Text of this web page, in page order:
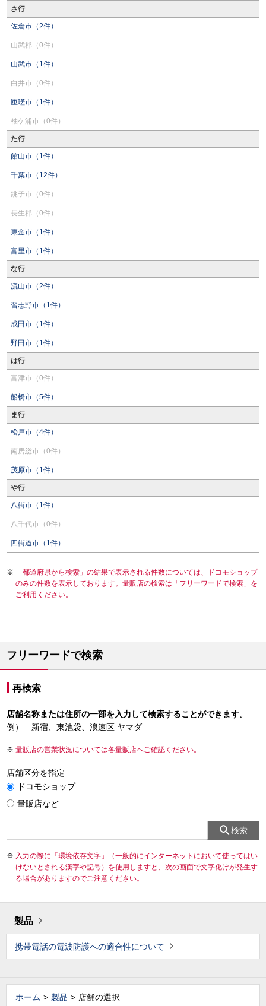
さ行
佐倉市（2件）
山武郡（0件）
山武市（1件）
白井市（0件）
匝瑳市（1件）
袖ケ浦市（0件）
た行
館山市（1件）
千葉市（12件）
銚子市（0件）
長生郡（0件）
東金市（1件）
富里市（1件）
な行
流山市（2件）
習志野市（1件）
成田市（1件）
野田市（1件）
は行
富津市（0件）
船橋市（5件）
ま行
松戸市（4件）
南房総市（0件）
茂原市（1件）
や行
八街市（1件）
八千代市（0件）
四街道市（1件）
「都道府県から検索」の結果で表示される件数については、ドコモショップ
のみの件数を表示しております。量販店の検索は「フリーワードで検索」を
ご利用ください。
フリーワードで検索
再検索
店舗名称または住所の一部を入力して検索することができます。
例） 新宿、東池袋、浪速区 ヤマダ
量販店の営業状況については各量販店へご確認ください。
店舗区分を指定
ドコモショップ
量販店など
検索
入力の際に「環境依存文字」（一般的にインターネットにおいて使ってはい
けないとされる漢字や記号）を使用しますと、次の画面で文字化けが発生す
る場合がありますのでご注意ください。
製品
携帯電話の電波防護への適合性について
ホーム 製品 店舗の選択